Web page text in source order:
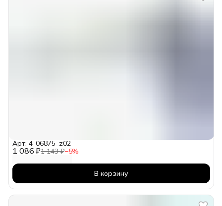
1 086 ₽1 143 ₽−5%
Арт: 4-06875_z02
В корзину